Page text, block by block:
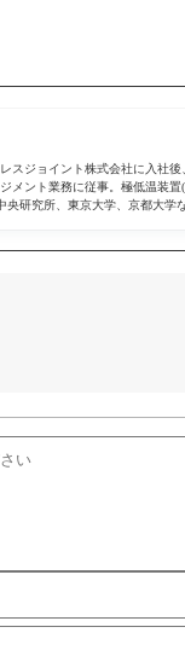
スジョイント株式会社に入社
メント業務に従事。極低温装
央研究所、東京大学、京都大学